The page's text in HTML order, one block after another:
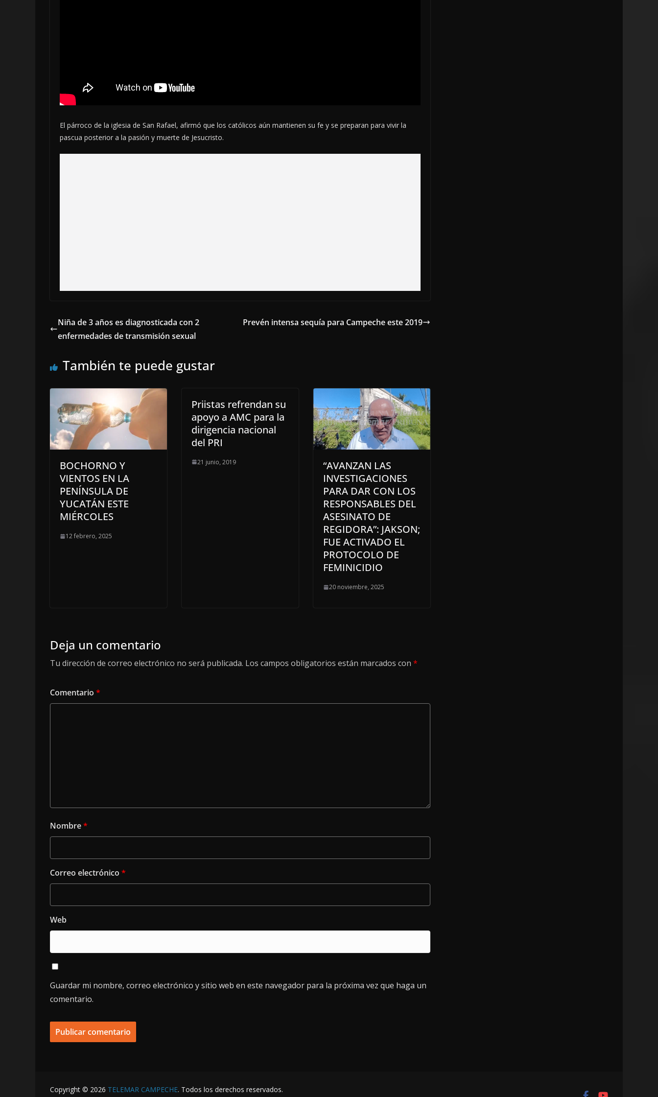
El párroco de la iglesia de San Rafael, afirmó que los católicos aún mantienen su fe y se preparan para vivir la
pascua posterior a la pasión y muerte de Jesucristo.
Niña de 3 años es diagnosticada con 2
enfermedades de transmisión sexual
Prevén intensa sequía para Campeche este 2019
También te puede gustar
BOCHORNO Y
VIENTOS EN LA
PENÍNSULA DE
YUCATÁN ESTE
MIÉRCOLES
12 febrero, 2025
Priistas refrendan su
apoyo a AMC para la
dirigencia nacional
del PRI
21 junio, 2019
“AVANZAN LAS
INVESTIGACIONES
PARA DAR CON LOS
RESPONSABLES DEL
ASESINATO DE
REGIDORA”: JAKSON;
FUE ACTIVADO EL
PROTOCOLO DE
FEMINICIDIO
20 noviembre, 2025
Deja un comentario
Tu dirección de correo electrónico no será publicada. Los campos obligatorios están marcados con *
Comentario *
Nombre*
Correo electrónico *
Web
Guardar mi nombre, correo electrónico y sitio web en este navegador para la próxima vez que haga un
comentario.
Copyright © 2026 TELEMAR CAMPECHE. Todos los derechos reservados.